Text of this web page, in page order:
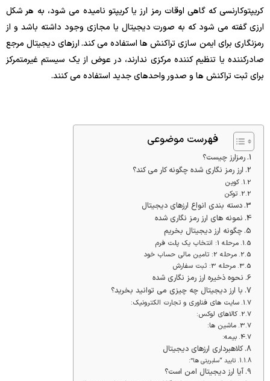
کریپتوکارنسی که گاهی اوقات رمز ارز یا کریپتو نامیده می شود، به هر شکل
ارزی گفته می شود که به صورت دیجیتال یا مجازی وجود داشته باشد و از
رمزنگاری برای ایمن سازی تراکنش ها استفاده می کند. ارزهای دیجیتال مرجع
صادرکننده یا تنظیم کننده مرکزی ندارند، در عوض از یک سیستم غیرمتمرکز
برای ثبت تراکنش ها و صدور واحدهای جدید استفاده می کنند.
فهرست موضوعی
رمزارز چیست؟
ارز رمز نگاری شده چگونه کار می کند؟
کوین
توکن
دسته بندی انواع ارزهای دیجیتال
نمونه های ارز رمز نگاری شده
چگونه ارز دیجیتال بخریم
مرحله 1: انتخاب یک پلت فرم
مرحله 2: تامین مالی حساب خود
مرحله 3: ثبت سفارش
نحوه ذخیره ارز رمز نگاری شده
با ارز دیجیتال چه چیزی می توانید بخرید؟
سایت های فناوری و تجارت الکترونیک:
کالاهای لوکس:
ماشین ها:
بیمه:
کلاهبرداری ارزهای دیجیتال
تایید “سلبریتی ها”:
آیا ارز دیجیتال امن است؟